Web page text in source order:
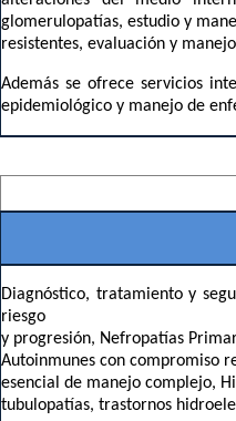
glomerulopatías, estudio y
resistentes, evaluación y
Además se ofrece servicios
Diagnóstico, tratamiento y
riesgo
y progresión, Nefropatías
Autoinmunes con compromiso
esencial de manejo complejo,
tubulopatías, trastornos